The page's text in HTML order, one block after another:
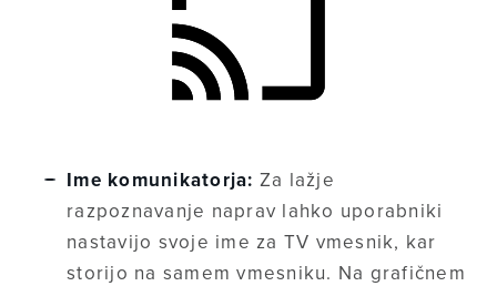
Ime komunikatorja: Za lažje
razpoznavanje naprav lahko uporabniki
nastavijo svoje ime za TV vmesnik, kar
storijo na samem vmesniku. Na grafičnem